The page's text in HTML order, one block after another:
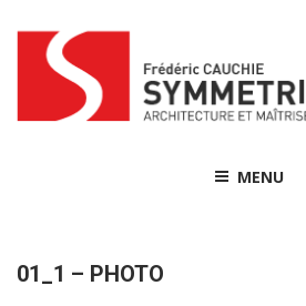
content
MENU
01_1 – PHOTO